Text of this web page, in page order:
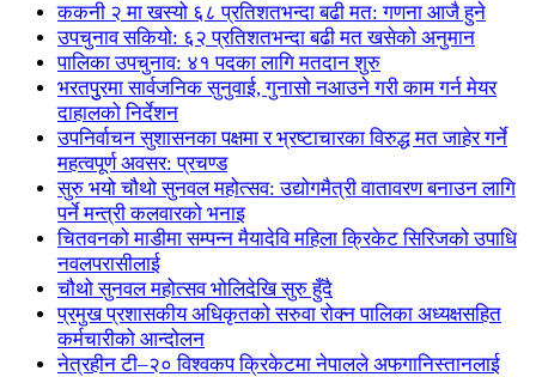
ककनी २ मा खस्यो ६८ प्रतिशतभन्दा बढी मत: गणना आजै हुने
उपचुनाव सकियो: ६२ प्रतिशतभन्दा बढी मत खसेको अनुमान
पालिका उपचुनाव: ४१ पदका लागि मतदान शुरु
भरतपुुरमा सार्वजनिक सुनुवाई, गुनासो नआउने गरी काम गर्न मेयर
दाहालको निर्देशन
उपनिर्वाचन सुशासनका पक्षमा र भ्रष्टाचारका विरुद्ध मत जाहेर गर्ने
महत्वपूर्ण अवसर: प्रचण्ड
सुरु भयो चौथो सुनवल महोत्सव: उद्योगमैत्री वातावरण बनाउन लागि
पर्ने मन्त्री कलवारको भनाइ
चितवनको माडीमा सम्पन्न मैयादेवि महिला क्रिकेट सिरिजको उपाधि
नवलपरासीलाई
चौथो सुनवल महोत्सव भोलिदेखि सुरु हुँदै
प्रमुख प्रशासकीय अधिकृतको सरुवा रोक्न पालिका अध्यक्षसहित
कर्मचारीको आन्दोलन
नेत्रहीन टी–२० विश्वकप क्रिकेटमा नेपालले अफगानिस्तानलाई